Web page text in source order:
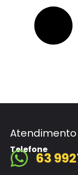
Atendimento
Telefone
63